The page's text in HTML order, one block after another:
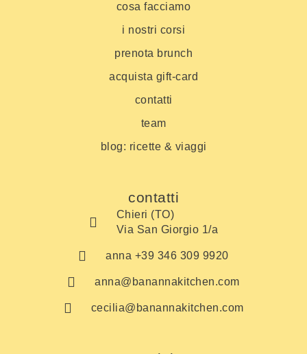
cosa facciamo
i nostri corsi
prenota brunch
acquista gift-card
contatti
team
blog: ricette & viaggi
contatti
Chieri (TO)
Via San Giorgio 1/a
anna +39 346 309 9920
anna@banannakitchen.com
cecilia@banannakitchen.com